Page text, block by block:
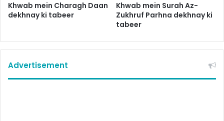
Khwab mein Charagh Daan
dekhnay ki tabeer
Khwab mein Surah Az-
Zukhruf Parhna dekhnay ki
tabeer
Advertisement